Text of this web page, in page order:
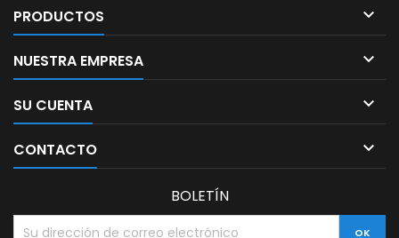
PRODUCTOS 
NUESTRA EMPRESA 
SU CUENTA 
CONTACTO 
BOLETÍN